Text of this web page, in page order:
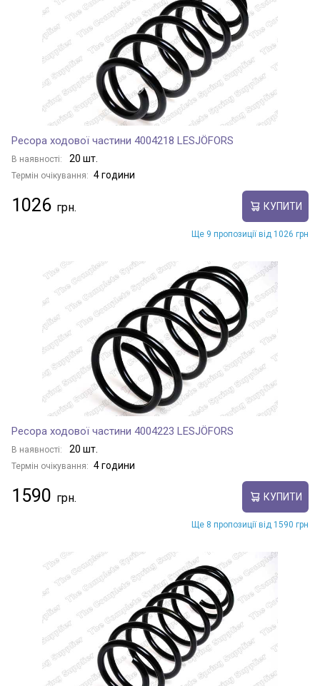
Ресора ходової частини 4004218 LESJÖFORS
В наявності: 20 шт.
Термін очікування: 4 години
1026 КУПИТИ
Ще 9 пропозиції від 1026 грн
Ресора ходової частини 4004223 LESJÖFORS
В наявності: 20 шт.
Термін очікування: 4 години
1590 КУПИТИ
Ще 8 пропозиції від 1590 грн